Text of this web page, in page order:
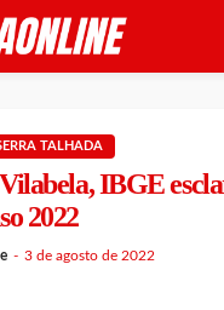
TALHADA
IBGE
2022
3 de agosto de 2022